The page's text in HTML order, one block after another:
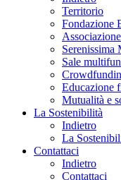
Territorio
Fondazione
Serenissima
Sale
Educazione
Mutualità e
La Sostenibilità
Indietro
La
Contattaci
Indietro
Contattaci